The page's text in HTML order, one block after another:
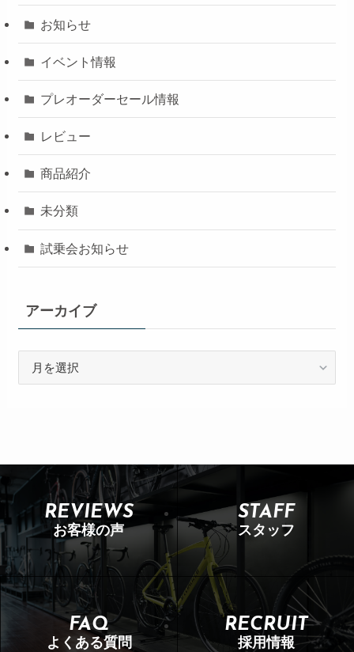
お知らせ
イベント情報
プレオーダーセール情報
レビュー
商品紹介
未分類
試乗会お知らせ
アーカイブ
REVIEWS
お客様の声
STAFF
スタッフ
FAQ
よくある質問
RECRUIT
採用情報